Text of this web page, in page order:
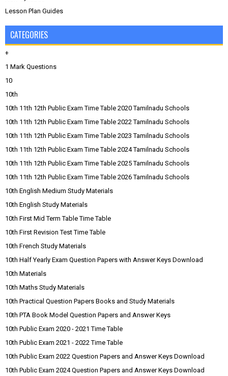
Lesson Plan Guides
CATEGORIES
+
1 Mark Questions
10
10th
10th 11th 12th Public Exam Time Table 2020 Tamilnadu Schools
10th 11th 12th Public Exam Time Table 2022 Tamilnadu Schools
10th 11th 12th Public Exam Time Table 2023 Tamilnadu Schools
10th 11th 12th Public Exam Time Table 2024 Tamilnadu Schools
10th 11th 12th Public Exam Time Table 2025 Tamilnadu Schools
10th 11th 12th Public Exam Time Table 2026 Tamilnadu Schools
10th English Medium Study Materials
10th English Study Materials
10th First Mid Term Table Time Table
10th First Revision Test Time Table
10th French Study Materials
10th Half Yearly Exam Question Papers with Answer Keys Download
10th Materials
10th Maths Study Materials
10th Practical Question Papers Books and Study Materials
10th PTA Book Model Question Papers and Answer Keys
10th Public Exam 2020 - 2021 Time Table
10th Public Exam 2021 - 2022 Time Table
10th Public Exam 2022 Question Papers and Answer Keys Download
10th Public Exam 2024 Question Papers and Answer Keys Download